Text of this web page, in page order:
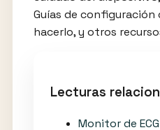
Guías de
hacerlo, y otros
Lecturas
Monitor de